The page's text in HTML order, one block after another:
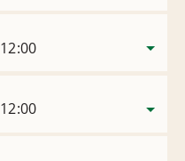
12:00
12:00